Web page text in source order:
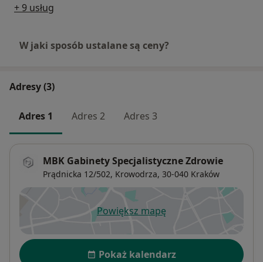
+ 9 usług
W jaki sposób ustalane są ceny?
Adresy (3)
Adres 1 Adres 2 Adres 3
MBK Gabinety Specjalistyczne Zdrowie
Prądnicka 12/502, Krowodrza, 30-040 Kraków
Powiększ mapęotwiera się w nowej karcie
Dostępność
Pokaż kalendarz